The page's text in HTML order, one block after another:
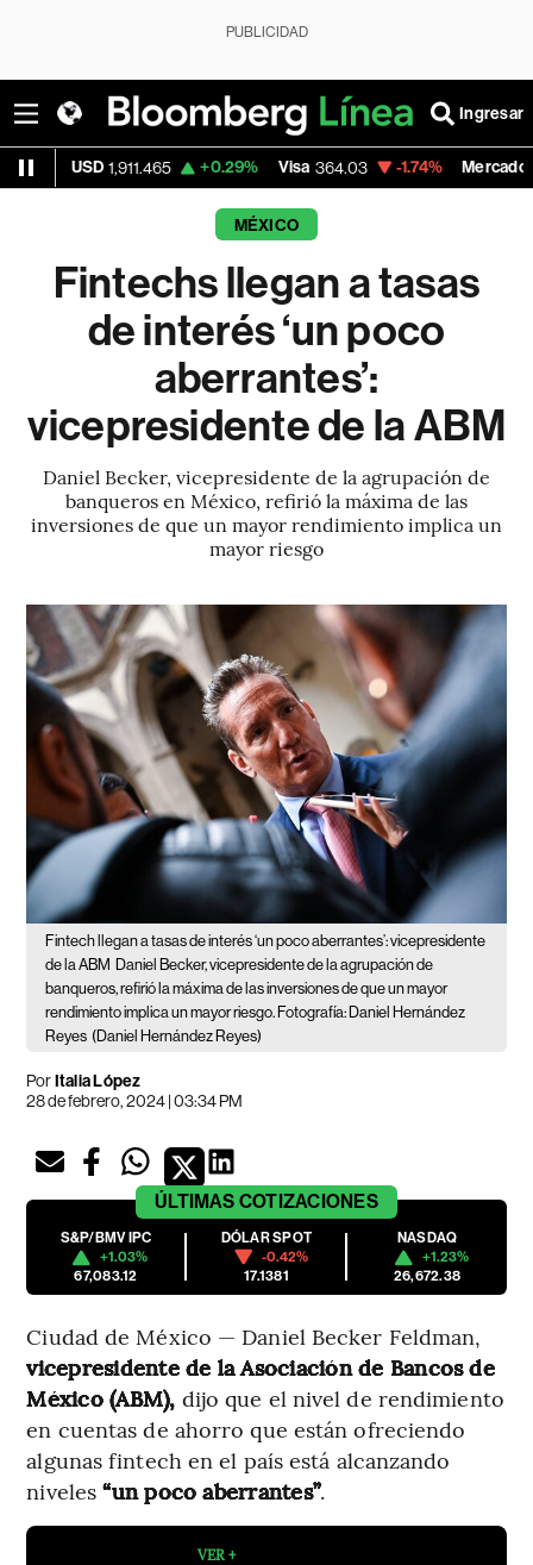
PUBLICIDAD
Ingresar
1,911.465 +0.29% Visa 364.03 -1.74% MercadoLibre 1,811.98
MÉXICO
Fintechs llegan a tasas
de interés ‘un poco
aberrantes’:
vicepresidente de la ABM
Daniel Becker, vicepresidente de la agrupación de
banqueros en México, refirió la máxima de las
inversiones de que un mayor rendimiento implica un
mayor riesgo
Fintech llegan a tasas de interés ‘un poco aberrantes’: vicepresidente
de la ABM Daniel Becker, vicepresidente de la agrupación de
banqueros, refirió la máxima de las inversiones de que un mayor
rendimiento implica un mayor riesgo. Fotografía: Daniel Hernández
Reyes (Daniel Hernández Reyes)
PorItalia López
28 de febrero, 2024 | 03:34 PM
ÚLTIMAS COTIZACIONES
S&P/BMV IPC
+1.03%
67,083.12
DÓLAR SPOT
-0.42%
17.1381
NASDAQ
+1.23%
26,672.38
Ciudad de México — Daniel Becker Feldman,
vicepresidente de la Asociación de Bancos de
México (ABM), dijo que el nivel de rendimiento
en cuentas de ahorro que están ofreciendo
algunas fintech en el país está alcanzando
niveles “un poco aberrantes”.
VER +